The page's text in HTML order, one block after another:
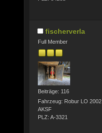
fischerverla
Full Member
Beiträge: 116
Fahrzeug: Robur LO 2002
AKSF
PLZ: A-3321